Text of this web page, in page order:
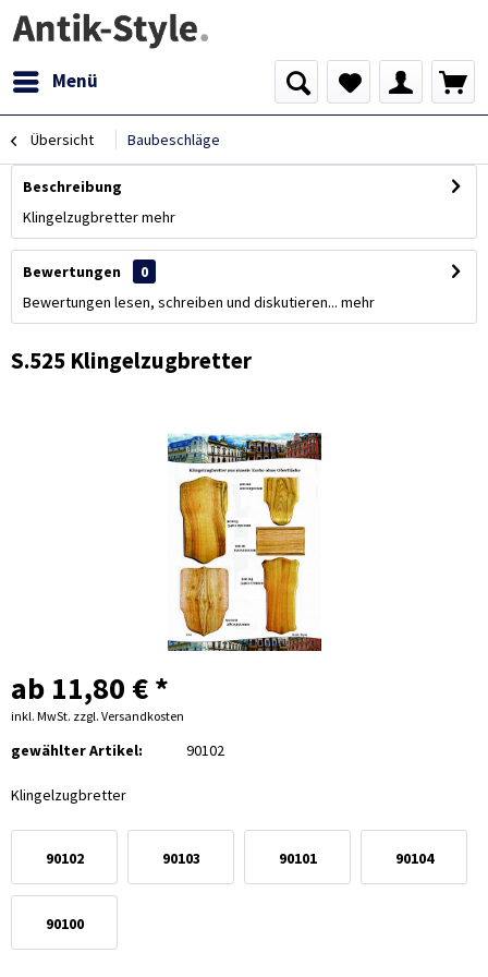
Menü
Übersicht Baubeschläge
Beschreibung
Klingelzugbrettermehr
Bewertungen
0
Bewertungen lesen, schreiben und diskutieren... mehr
S.525 Klingelzugbretter
ab 11,80 € *
inkl. MwSt. zzgl. Versandkosten
gewählter Artikel: 90102
Klingelzugbretter
90102
Klingelzugbretter
20x15cm
90103 90101 90104
90100